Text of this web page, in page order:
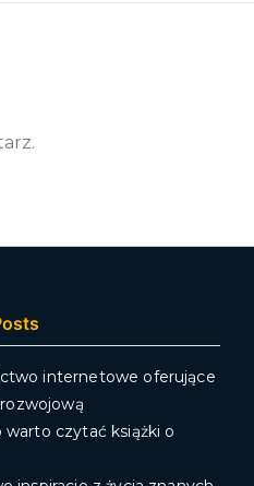
internetowe oferujące
warto czytać książki o